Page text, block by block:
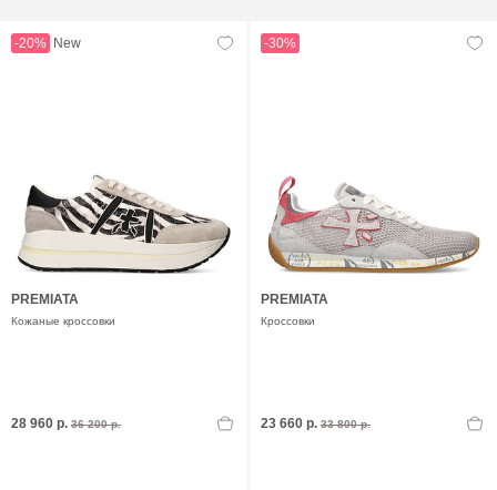
-20% New
PREMIATA
Кожаные кроссовки
28 960 р. 36 200 р.
-30%
PREMIATA
Кроссовки
23 660 р. 33 800 р.